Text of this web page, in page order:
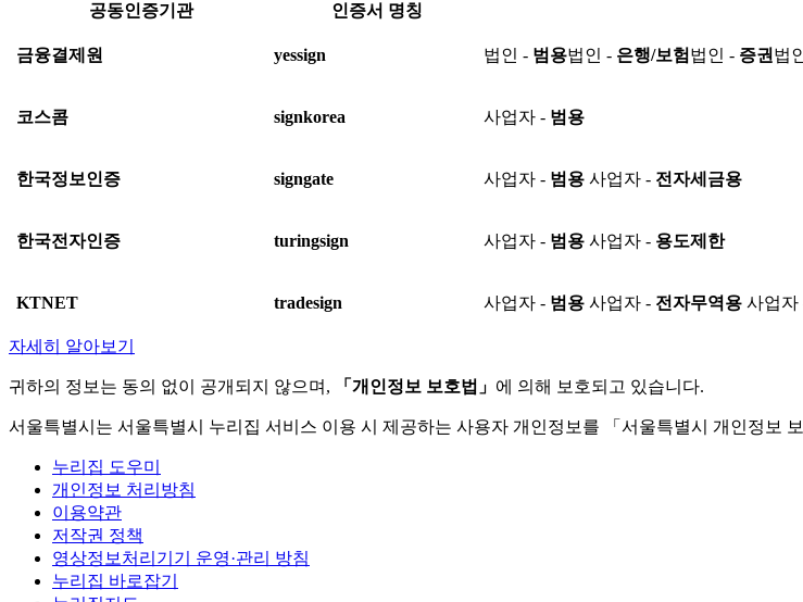
공동인증기관
인증서 명칭
금융결제원 yessign 법인 - 범용법인 - 은행/보험 법인 - 증권 법
코스콤 signkorea 사업자 - 범용
한국정보인증 signgate 사업자 - 범용 사업자 - 전자세금용
한국전자인증 turingsign 사업자 - 범용 사업자 - 용도제한
KTNET tradesign 사업자 - 범용 사업자 - 전자무역용 사업자
자세히 알아보기
귀하의 정보는 동의 없이 공개되지 않으며, 「개인정보 보호법」 에 의해 보호되고 있습니다.
서울특별시는 서울특별시 누리집 서비스 이용 시 제공하는 사용자 개인정보를 「서울특별시 개인정보
누리집 도우미
개인정보 처리방침
이용약관
저작권 정책
영상정보처리기기 운영·관리 방침
누리집 바로잡기